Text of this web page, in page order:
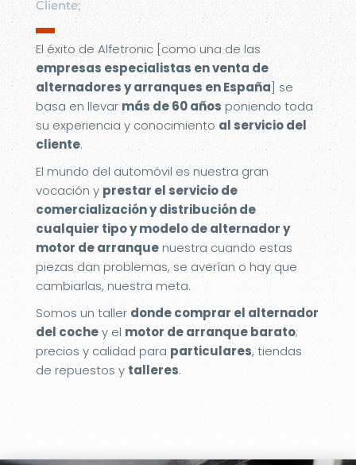
Cliente;
▬
El éxito de Alfetronic [como una de las
empresas especialistas en venta de
alternadores y arranques en España] se
basa en llevarmás de 60 añosponiendo toda
su experiencia y conocimiento al servicio del
cliente.
El mundo del automóvil es nuestra gran
vocación yprestar el servicio de
comercialización y distribución de
cualquier tipo y modelo de alternador y
motor de arranquenuestra cuando estas
piezas dan problemas, se averían o hay que
cambiarlas, nuestra meta.
Somos un taller donde comprar el alternador
del cochey el motor de arranque barato;
precios y calidad para particulares, tiendas
de repuestos y talleres.